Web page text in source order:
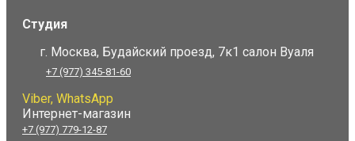
Студия
г. Москва, Будайский проезд, 7к1 салон Вуаля
+7 (977) 345-81-60
Viber, WhatsApp
Интернет-магазин
+7 (977) 779-12-87